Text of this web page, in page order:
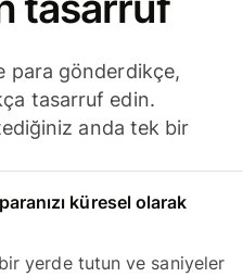
para gönderdikçe,
tasarruf edin.
anda tek bir
küresel olarak
yerde tutun ve saniyeler